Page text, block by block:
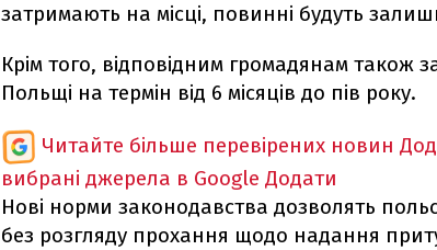
затримають на місці, повинні будуть
Крім того, відповідним громадянам також
Польщі на термін від 6 місяців до пів року.
Читайте більше перевірених новин
вибрані джерела в Google Додати
Нові норми законодавства дозволять
без розгляду прохання щодо надання